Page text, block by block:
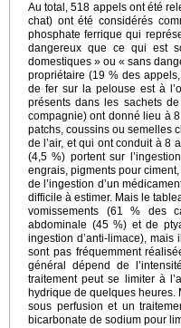
Au total, 518 appels ont été
chat) ont été considérés
phosphate ferrique qui
dangereux que ce qui est
domestiques » ou « sans
propriétaire (19 % des
de fer sur la pelouse est à
présents dans les sachets
compagnie) ont donné lieu à
patchs, coussins ou semelles
de l’air, et qui ont conduit à 8
(4,5 %) portent sur
engrais, pigments pour
de l’ingestion d’un
difficile à estimer. Mais le
vomissements (61 % des
abdominale (45 %) et de
ingestion d’anti-limace),
sont pas fréquemment
général dépend de
traitement peut se limiter à
hydrique de quelques heures.
sous perfusion et un
bicarbonate de sodium pour